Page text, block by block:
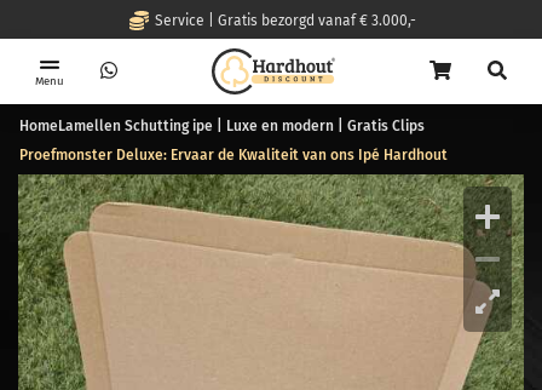
Service | Gratis bezorgd vanaf € 3.000,-
Menu
Home Lamellen Schutting ipe | Luxe en modern | Gratis Clips
Proefmonster Deluxe: Ervaar de Kwaliteit van ons Ipé Hardhout